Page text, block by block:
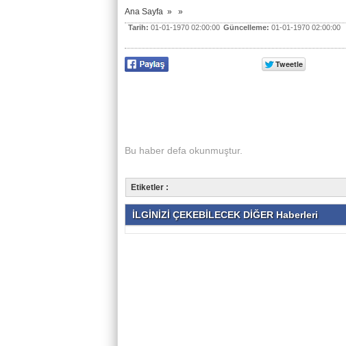
Ana Sayfa » »
Tarih: 01-01-1970 02:00:00 Güncelleme: 01-01-1970 02:00:00
Bu haber defa okunmuştur.
Etiketler :
İLGİNİZİ ÇEKEBİLECEK DİĞER Haberleri